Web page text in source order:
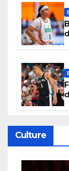
Culture